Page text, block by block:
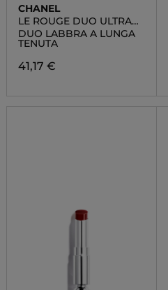
CHANEL
LE ROUGE DUO ULTRA
TENUE
DUO LABBRA A LUNGA
TENUTA
41,17 €